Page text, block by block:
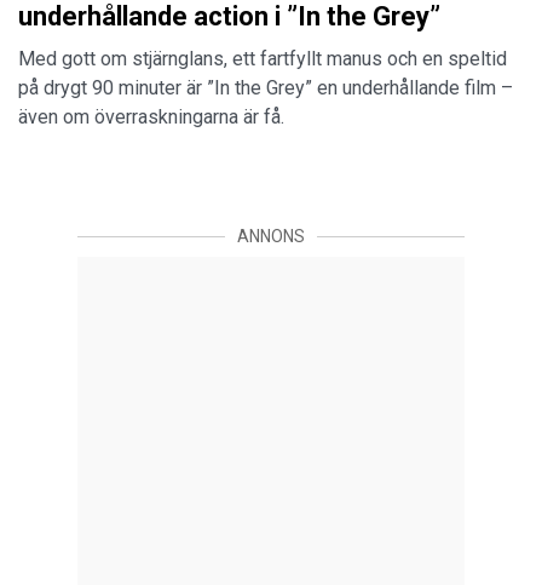
underhållande action i ”In the Grey”
Med gott om stjärnglans, ett fartfyllt manus och en speltid
på drygt 90 minuter är ”In the Grey” en underhållande film –
även om överraskningarna är få.
ANNONS